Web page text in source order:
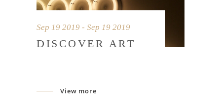
Sep 19 2019 - Sep 19 2019
DISCOVER ART
View more